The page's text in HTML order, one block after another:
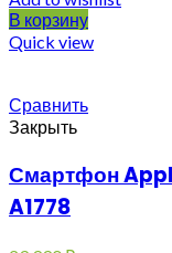
В корзину
Quick view
Сравнить
Закрыть
Смартфон
A1778